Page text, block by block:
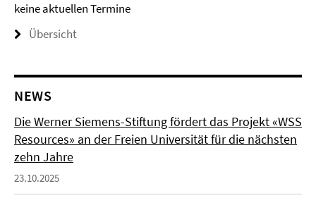
keine aktuellen Termine
Übersicht
NEWS
Die Werner Siemens-Stiftung fördert das Projekt «WSS
Resources» an der Freien Universität für die nächsten
zehn Jahre
23.10.2025